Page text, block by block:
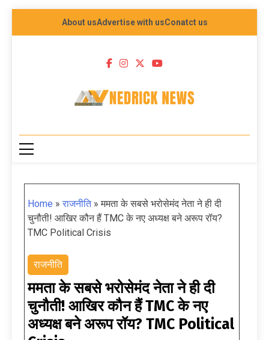
About usAdvertise with usConatct us
NEDRICK NEWS
Home »राजनीति»ममता के सबसे भरोसेमंद नेता ने ही दी
चुनौती! आखिर कौन हैं TMC के नए अध्यक्ष बने अरूप रॉय?
TMC Political Crisis
राजनीति
ममता के सबसे भरोसेमंद नेता ने ही दी
चुनौती! आखिर कौन हैं TMC के नए
अध्यक्ष बने अरूप रॉय? TMC Political